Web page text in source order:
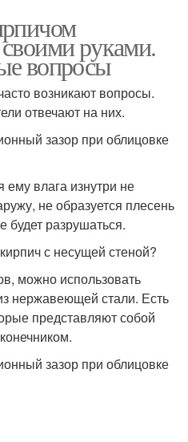
руками.
вопросы
возникают вопросы.
отвечают на них.
зазор при облицовке
ему влага изнутри не
не образуется плесень
будет разрушаться.
с несущей стеной?
можно использовать
нержавеющей стали. Есть
представляют собой
зазор при облицовке